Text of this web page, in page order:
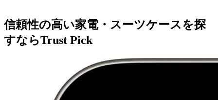
信頼性の高い家電・スーツケースを探
すならTrust Pick